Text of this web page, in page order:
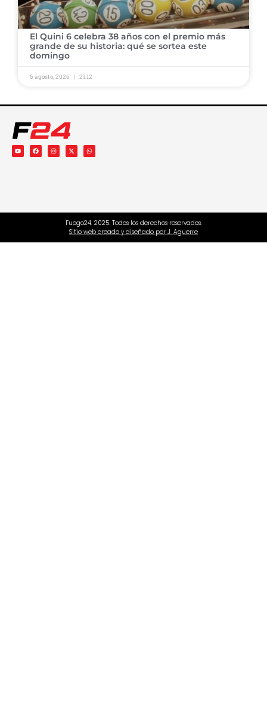
El Quini 6 celebra 38 años con el premio más
grande de su historia: qué se sortea este
domingo
6 agosto, 2026 21:12
Fuego24. 2025. Todos los derechos reservados.
Sitio web creado y diseñado por J. Aguerre